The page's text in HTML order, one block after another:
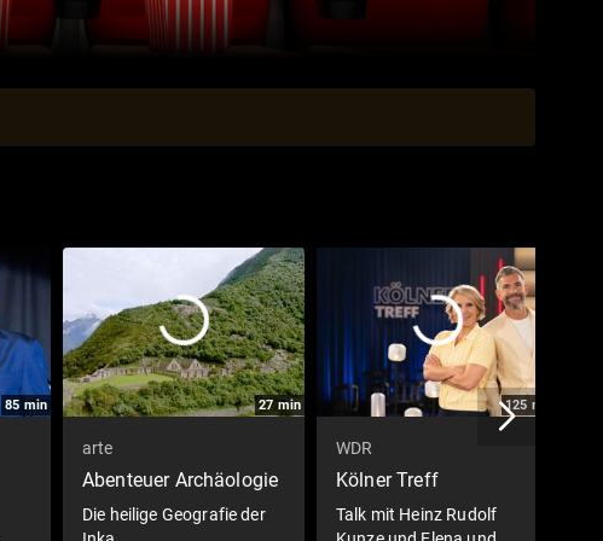
85 min 27 min
arte
Abenteuer Archäologie
Die heilige Geografie der
125 min
WDR
Kölner Treff
Talk mit Heinz Rudolf